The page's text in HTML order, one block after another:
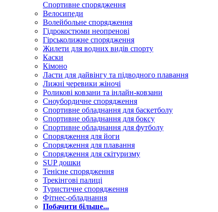
Спортивне спорядження
Велосипеди
Волейбольне спорядження
Гідрокостюми неопренові
Гірськолижне спорядження
Жилети для водних видів спорту
Каски
Кімоно
Ласти для дайвінгу та підводного плавання
Лижні черевики жіночі
Роликові ковзани та інлайн-ковзани
Сноубордичне спорядження
Спортивне обладнання для баскетболу
Спортивне обладнання для боксу
Спортивне обладнання для футболу
Спорядження для йоги
Спорядження для плавання
Спорядження для скітуризму
SUP дошки
Тенісне спорядження
Трекінгові палиці
Туристичне спорядження
Фітнес-обладнання
Побачити більше...